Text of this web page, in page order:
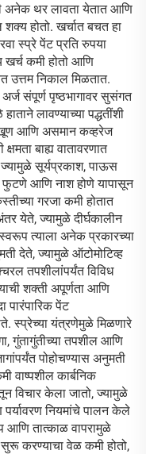
अनेक थर लावता येतात आणि
होतो. खर्चात बचत हा
स्प्रे पेंट प्रति रुपया
खर्च कमी होतो आणि
उत्तम निकाल मिळतात.
संपूर्ण पृष्ठभागावर सुसंगत
लावण्याच्या पद्धतींशी
आणि असमान कव्हरेज
बाह्य वातावरणात
ज्यामुळे सूर्यप्रकाश, पाऊस
फुटणे आणि नाश होणे यापासून
गरजा कमी होतात
येते, ज्यामुळे दीर्घकालीन
त्याला अनेक प्रकारच्या
देते, ज्यामुळे ऑटोमोटिव्ह
तपशीलांपर्यंत विविध
शक्ती अपूर्णता आणि
पारंपारिक पेंट
स्प्रेच्या यंत्रणेमुळे मिळणारे
गुंतागुंतीच्या तपशील आणि
पोहोचण्यास अनुमती
वाष्पशील कार्बनिक
विचार केला जातो, ज्यामुळे
नियमांचे पालन केले
तात्काळ वापरामुळे
करण्याचा वेळ कमी होतो,